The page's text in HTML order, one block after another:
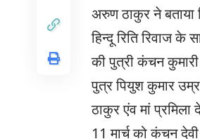
अरुण ठाकुर ने बताया
हिन्दू रिति रिवाज के
की पुत्री कंचन
पुत्र पियुश कुमार
ठाकुर एंव मां प्रमिला
11 मार्च को कंचन